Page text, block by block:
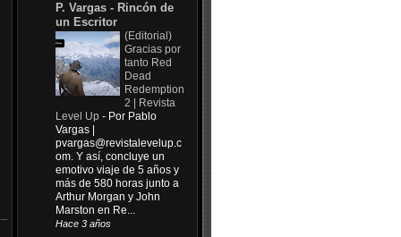
P. Vargas - Rincón de
un Escritor
(Editorial)
Gracias por
tanto Red
Dead
Redemption
2 | Revista
Level Up - Por Pablo
Vargas |
pvargas@revistalevelup.c
om. Y así, concluye un
emotivo viaje de 5 años y
más de 580 horas junto a
Arthur Morgan y John
Marston en Re...
Hace 3 años